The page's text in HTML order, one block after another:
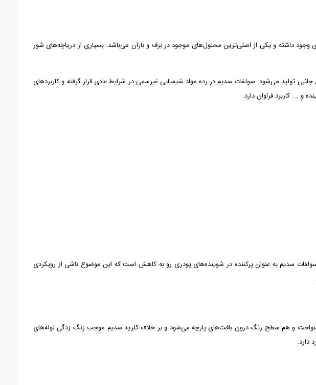
داشته و یکی از اصلی‌ترین محلول‌های موجود در برف و باران می‌باشد. بسیاری از دریاچه‌های شور
تولید می‌شود. سولفات سدیم در رده مواد شیمیایی غیرسمی در شرایط عادی قرار گرفته و کاربردهای
و …. کاربرد فراوان دارد.
سدیم به عنوان پرکننده در شوینده‌های پودری رو به کاهش است که این موضوع ناشی از رویکردی
و هم سطح رنگ درون بافت‌های پارچه می‌شود و بر خلاف کلرید سدیم موجب زنگ زدگی لوله‌های
دارد.